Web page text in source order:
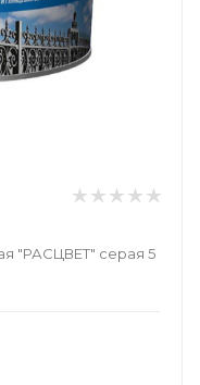
"РАСЦВЕТ" серая 5